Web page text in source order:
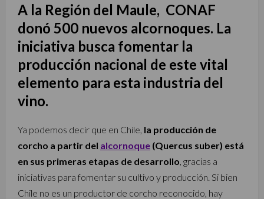
A la Región del Maule, CONAF
donó 500 nuevos alcornoques. La
iniciativa busca fomentar la
producción nacional de este vital
elemento para esta industria del
vino.
Ya podemos decir que en Chile, la producción de
corcho a partir del alcornoque (Quercus suber) está
en sus primeras etapas de desarrollo , gracias a
iniciativas para fomentar su cultivo y producción. Si bien
Chile no es un productor de corcho reconocido, hay